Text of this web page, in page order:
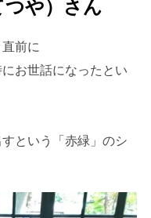
つや）さん
前に
お世話になったとい
という「赤緑」のシ